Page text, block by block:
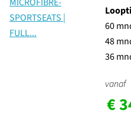
60
48
36
vanaf
€